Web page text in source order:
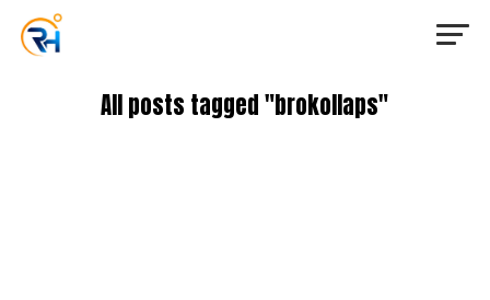
All posts tagged "brokollaps"